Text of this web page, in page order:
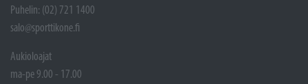
Puhelin: (02) 721 1400
salo@sporttikone.fi
Aukioloajat
ma-pe 9.00 - 17.00